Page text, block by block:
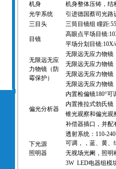
机身
机身整体压铸，结
光学系统
引进德国蔡司光路
三目头
三筒目镜组 瞳距
目镜
高眼点平场目镜
平场分划目镜
无限远无应
力物镜 （防
霉保护）
无限远无应力物镜
无限远无应力物镜
无限远无应力物镜
无限远无应力物镜
偏光分析器
内置检偏镜180°可
内置推拉式勃氏镜
锥光观察和偏光观
补偿器插口，并配
下光源
照明器
透射系统： 110-
可调，，蓝、黄、
无视场光阑，照明
3W LED电器组模